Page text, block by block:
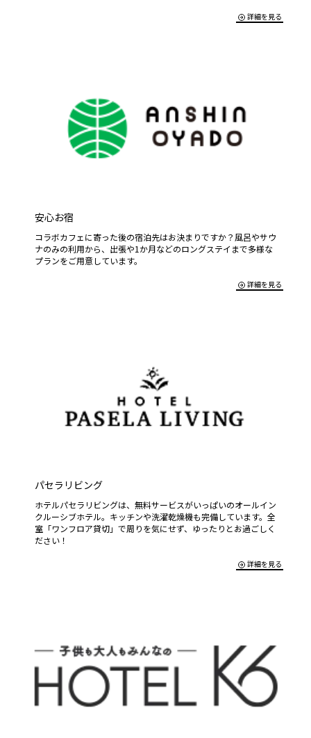
詳細を見る
安心お宿
コラボカフェに寄った後の宿泊先はお決まりですか？風呂やサウ
ナのみの利用から、出張や1か月などのロングステイまで多様な
プランをご用意しています。
詳細を見る
パセラリビング
ホテルパセラリビングは、無料サービスがいっぱいのオールイン
クルーシブホテル。キッチンや洗濯乾燥機も完備しています。全
室「ワンフロア貸切」で周りを気にせず、ゆったりとお過ごしく
ださい！
詳細を見る